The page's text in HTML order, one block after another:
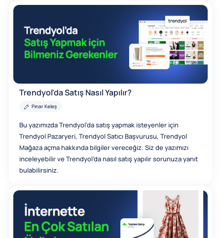
Trendyol'da Satış Nasıl Yapılır?
Pınar Keleş
Bu yazımızda Trendyol’da satış yapmak isteyenler için
Trendyol Pazaryeri, Trendyol Satıcı Başvurusu, Trendyol
Mağaza açma hakkında bilgiler vereceğiz. Siz de yazımızı
inceleyebilir ve Trendyol’da nasıl satış yapılır sorunuza yanıt
bulabilirsiniz.